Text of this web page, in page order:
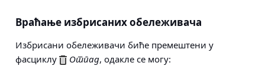
Враћање избрисаних обележивача
Избрисани обележивачи биће премештени у
фасциклу
Отпад, одакле се могу: